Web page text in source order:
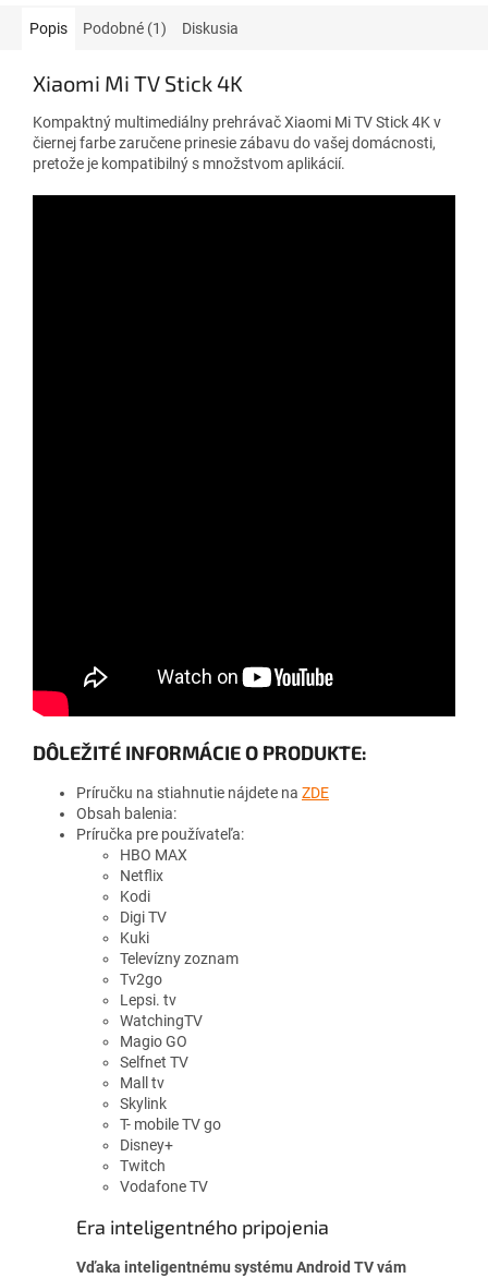
Popis Podobné (1) Diskusia
Xiaomi Mi TV Stick 4K
Kompaktný multimediálny prehrávač Xiaomi Mi TV Stick 4K v
čiernej farbe zaručene prinesie zábavu do vašej domácnosti,
pretože je kompatibilný s množstvom aplikácií.
DÔLEŽITÉ INFORMÁCIE O PRODUKTE:
Príručku na stiahnutie nájdete na ZDE
Obsah balenia:
Príručka pre používateľa:
HBO MAX
Netflix
Kodi
Digi TV
Kuki
Televízny zoznam
Tv2go
Lepsi. tv
WatchingTV
Magio GO
Selfnet TV
Mall tv
Skylink
T- mobile TV go
Disney+
Twitch
Vodafone TV
Era inteligentného pripojenia
Vďaka inteligentnému systému Android TV vám